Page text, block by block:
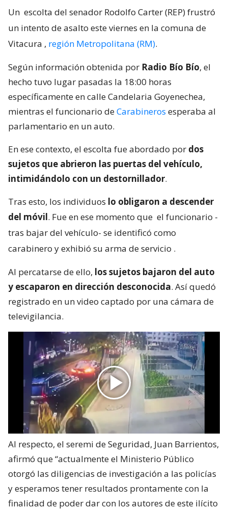
Un escolta del senador Rodolfo Carter (REP) frustró
un intento de asalto este viernes en la comuna de
Vitacura , región Metropolitana (RM).
Según información obtenida por Radio Bío Bío, el
hecho tuvo lugar pasadas la 18:00 horas
específicamente en calle Candelaria Goyenechea,
mientras el funcionario deCarabineros esperaba al
parlamentario en un auto.
En ese contexto, el escolta fue abordado por dos
sujetos que abrieron las puertas del vehículo,
intimidándolo con un destornillador.
Tras esto, los individuos lo obligaron a descender
del móvil. Fue en ese momento que el funcionario -
tras bajar del vehículo- se identificó como
carabinero y exhibió su arma de servicio .
Al percatarse de ello, los sujetos bajaron del auto
y escaparon en dirección desconocida. Así quedó
registrado en un video captado por una cámara de
televigilancia.
Al respecto, el seremi de Seguridad, Juan Barrientos,
afirmó que “actualmente el Ministerio Público
otorgó las diligencias de investigación a las policías
y esperamos tener resultados prontamente con la
finalidad de poder dar con los autores de este ilícito